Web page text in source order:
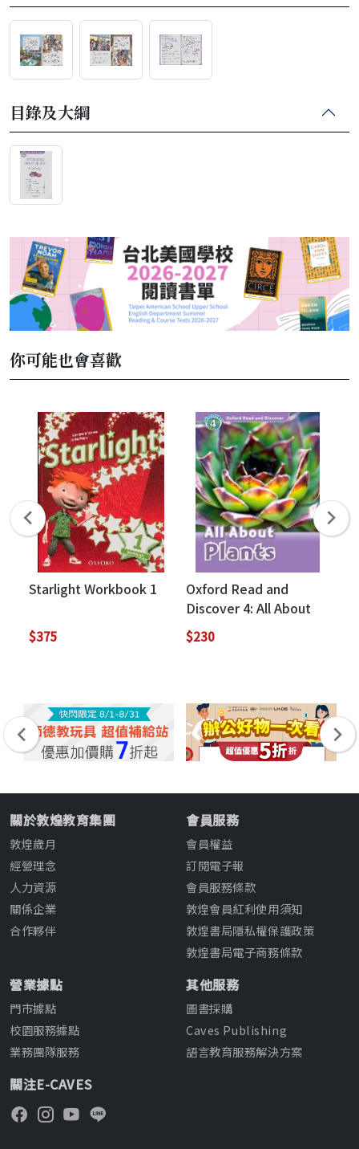
目錄及大綱
你可能也會喜歡
Starlight Workbook 1
$375
Oxford Read and
Discover 4: All About
Plants (Book Only)
$230
關於敦煌教育集團
敦煌歲月
經營理念
人力資源
關係企業
合作夥伴
會員服務
會員權益
訂閱電子報
會員服務條款
敦煌會員紅利使用須知
敦煌書局隱私權保護政策
敦煌書局電子商務條款
營業據點
門市據點
校園服務據點
業務團隊服務
其他服務
圖書採購
Caves Publishing
語言教育服務解決方案
關注E-CAVES